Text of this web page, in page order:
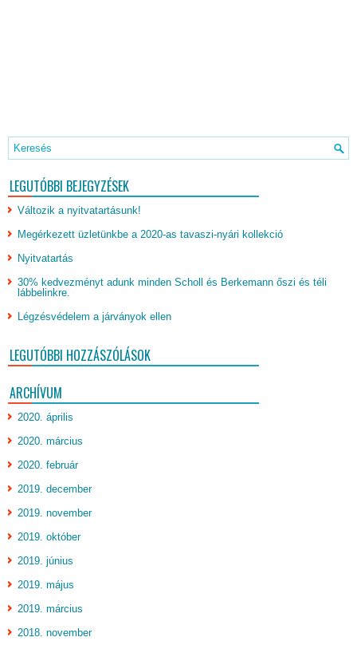
LEGUTÓBBI BEJEGYZÉSEK
Változik a nyitvatartásunk!
Megérkezett üzletünkbe a 2020-as tavaszi-nyári kollekció
Nyitvatartás
30% kedvezményt adunk minden Scholl és Berkemann őszi és téli
lábbelinkre.
Légzésvédelem a járványok ellen
LEGUTÓBBI HOZZÁSZÓLÁSOK
ARCHÍVUM
2020. április
2020. március
2020. február
2019. december
2019. november
2019. október
2019. június
2019. május
2019. március
2018. november